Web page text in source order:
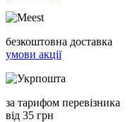
безкоштовна доставка
умови акції
за тарифом перевізника
від 35 грн